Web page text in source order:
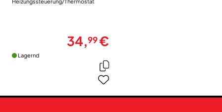
Heizungssteuerung/Thermostat
34,99€
Lagernd